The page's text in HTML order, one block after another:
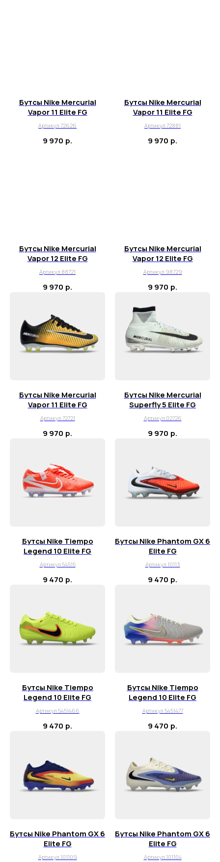
Бутсы Nike Mercurial
Vapor 11 Elite FG
Артикул 72626
9 970 р.
Бутсы Nike Mercurial
Vapor 11 Elite FG
Артикул 72881
9 970 р.
Бутсы Nike Mercurial
Vapor 12 Elite FG
Артикул 88721
9 970 р.
Бутсы Nike Mercurial
Vapor 12 Elite FG
Артикул 98729
9 970 р.
Бутсы Nike Mercurial
Vapor 11 Elite FG
Артикул 72721
9 970 р.
Бутсы Nike Mercurial
Superfly 5 Elite FG
Артикул 02726
9 970 р.
Бутсы Nike Tiempo
Legend 10 Elite FG
Артикул 54515
9 470 р.
Бутсы Nike Phantom GX 6
Elite FG
Артикул 10113
9 470 р.
Бутсы Nike Tiempo
Legend 10 Elite FG
Артикул 5451466
9 470 р.
Бутсы Nike Tiempo
Legend 10 Elite FG
Артикул 5451477
9 470 р.
Бутсы Nike Phantom GX 6
Elite FG
Артикул 101109
Бутсы Nike Phantom GX 6
Elite FG
Артикул 101104